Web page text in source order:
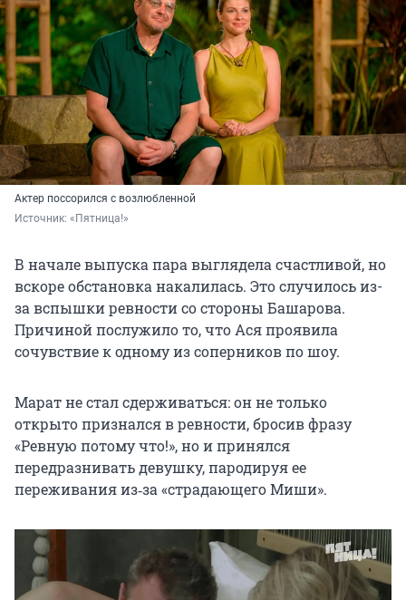
Актер поссорился с возлюбленной
Источник: «Пятница!»
В начале выпуска пара выглядела счастливой, но
вскоре обстановка накалилась. Это случилось из-
за вспышки ревности со стороны Башарова.
Причиной послужило то, что Ася проявила
сочувствие к одному из соперников по шоу.
Марат не стал сдерживаться: он не только
открыто признался в ревности, бросив фразу
«Ревную потому что!», но и принялся
передразнивать девушку, пародируя ее
переживания из‑за «страдающего Миши».